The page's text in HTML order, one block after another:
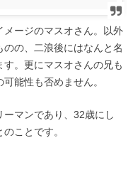
メージのマスオさん。以外
の、二浪後にはなんと名
。更にマスオさんの兄も
能性も否めません。
マンであり、32歳にし
ことです。